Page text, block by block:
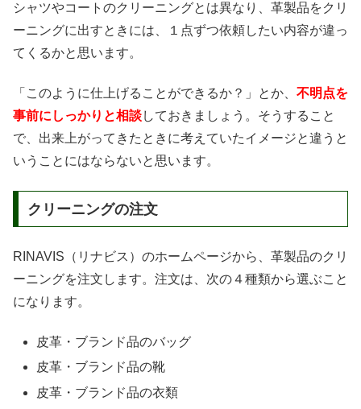
シャツやコートのクリーニングとは異なり、革製品をクリ
ーニングに出すときには、１点ずつ依頼したい内容が違っ
てくるかと思います。
「このように仕上げることができるか？」とか、 不明点を
事前にしっかりと相談しておきましょう。そうすること
で、出来上がってきたときに考えていたイメージと違うと
いうことにはならないと思います。
クリーニングの注文
RINAVIS（リナビス）のホームページから、革製品のクリ
ーニングを注文します。注文は、次の４種類から選ぶこと
になります。
皮革・ブランド品のバッグ
皮革・ブランド品の靴
皮革・ブランド品の衣類